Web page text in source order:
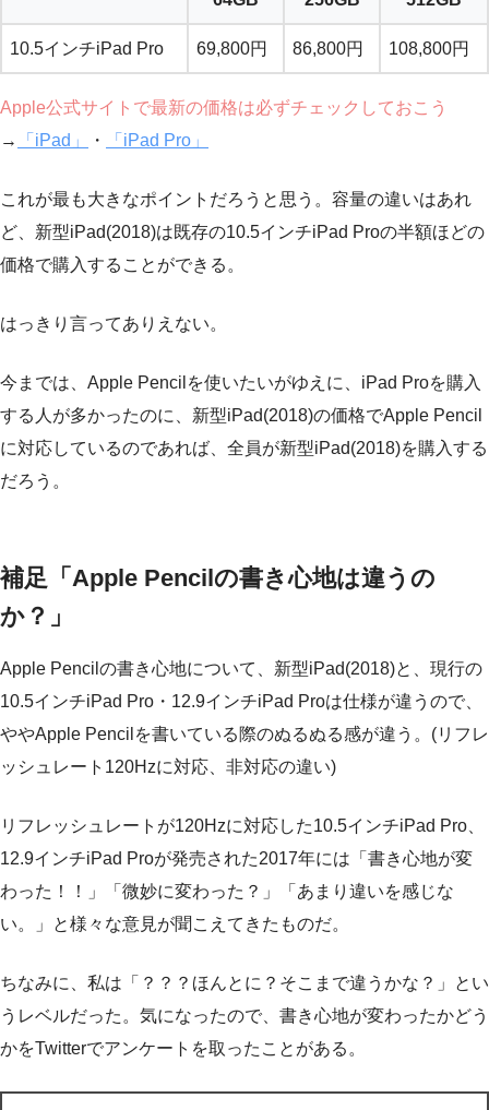
10.5インチiPad Pro 69,800円 86,800円 108,800円
Apple公式サイトで最新の価格は必ずチェックしておこう
→
「iPad」 ・ 「iPad Pro」
これが最も大きなポイントだろうと思う。容量の違いはあれ
ど、新型iPad(2018)は既存の10.5インチiPad Proの半額ほどの
価格で購入することができる。
はっきり言ってありえない。
今までは、Apple Pencilを使いたいがゆえに、iPad Proを購入
する人が多かったのに、新型iPad(2018)の価格でApple Pencil
に対応しているのであれば、全員が新型iPad(2018)を購入する
だろう。
補足「Apple Pencilの書き心地は違うの
か？」
Apple Pencilの書き心地について、新型iPad(2018)と、現行の
10.5インチiPad Pro・12.9インチiPad Proは仕様が違うので、
ややApple Pencilを書いている際のぬるぬる感が違う。(リフレ
ッシュレート120Hzに対応、非対応の違い)
リフレッシュレートが120Hzに対応した10.5インチiPad Pro、
12.9インチiPad Proが発売された2017年には「書き心地が変
わった！！」「微妙に変わった？」「あまり違いを感じな
い。」と様々な意見が聞こえてきたものだ。
ちなみに、私は「？？？ほんとに？そこまで違うかな？」とい
うレベルだった。気になったので、書き心地が変わったかどう
かをTwitterでアンケートを取ったことがある。